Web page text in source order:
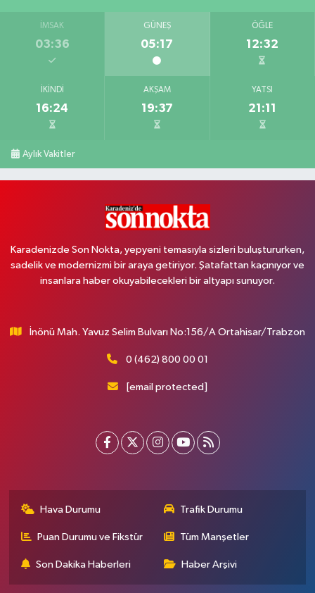
İMSAK
03:36
GÜNEŞ
05:17
ÖĞLE
12:32
İKINDI
16:24
AKŞAM
19:37
YATSI
21:11
Aylık Vakitler
Karadenizde Son Nokta, yepyeni temasıyla sizleri buluştururken,
sadelik ve modernizmi bir araya getiriyor. Şatafattan kaçınıyor ve
insanlara haber okuyabilecekleri bir altyapı sunuyor.
İnönü Mah. Yavuz Selim Bulvarı No:156/A Ortahisar/Trabzon
0 (462) 800 00 01
[email protected]
Hava Durumu Trafik Durumu
Puan Durumu ve Fikstür Tüm Manşetler
Son Dakika Haberleri Haber Arşivi